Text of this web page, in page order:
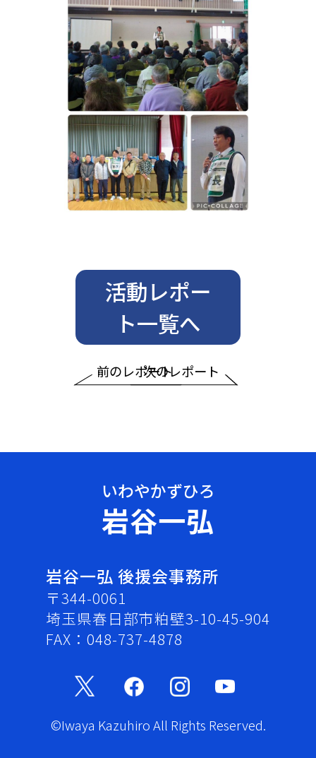
前のレポート
活動レポー
ト一覧へ
次のレポート
岩谷一弘
岩谷一弘 後援会事務所
〒344-0061
埼玉県春日部市粕壁3-10-45-904
FAX：048-737-4878
©Iwaya Kazuhiro All Rights Reserved.